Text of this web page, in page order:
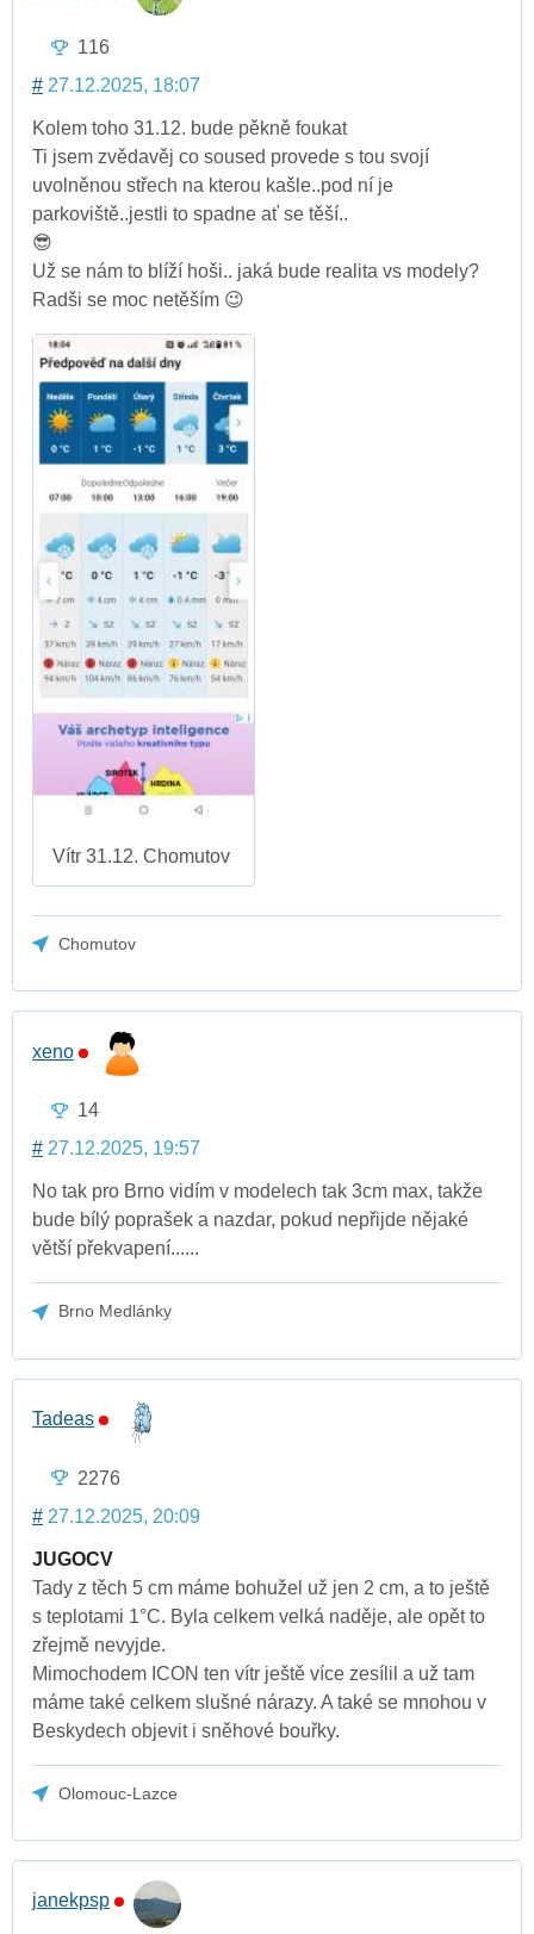
116
# 27.12.2025, 18:07
Kolem toho 31.12. bude pěkně foukat
Ti jsem zvědavěj co soused provede s tou svojí
uvolněnou střech na kterou kašle..pod ní je
parkoviště..jestli to spadne ať se těší..
😎
Už se nám to blíží hoši.. jaká bude realita vs modely?
Radši se moc netěším 😉
Vítr 31.12. Chomutov
Chomutov
xeno
14
# 27.12.2025, 19:57
No tak pro Brno vidím v modelech tak 3cm max, takže
bude bílý poprašek a nazdar, pokud nepřijde nějaké
větší překvapení......
Brno Medlánky
Tadeas
2276
# 27.12.2025, 20:09
JUGOCV
Tady z těch 5 cm máme bohužel už jen 2 cm, a to ještě
s teplotami 1°C. Byla celkem velká naděje, ale opět to
zřejmě nevyjde.
Mimochodem ICON ten vítr ještě více zesílil a už tam
máme také celkem slušné nárazy. A také se mnohou v
Beskydech objevit i sněhové bouřky.
Olomouc-Lazce
janekpsp